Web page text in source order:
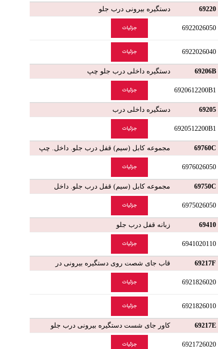
69220 دستگیره بیرونی درب جلو
6922026050 جزئیات
6922026040 جزئیات
69206B دستگیره داخلی درب جلو چپ
6920612200B1 جزئیات
69205 دستگیره داخلی درب
6920512200B1 جزئیات
69760C مجموعه کابل (سیم) قفل درب جلو. داخل. چپ
6976026050 جزئیات
69750C مجموعه کابل (سیم) قفل درب جلو. داخل
6975026050 جزئیات
69410 زبانه قفل درب جلو
6941020110 جزئیات
69217F قاب جای شصت روی دستگیره بیرونی در
6921826020 جزئیات
6921826010 جزئیات
69217E کاور جای شست دستگیره بیرونی درب جلو
6921726020 جزئیات